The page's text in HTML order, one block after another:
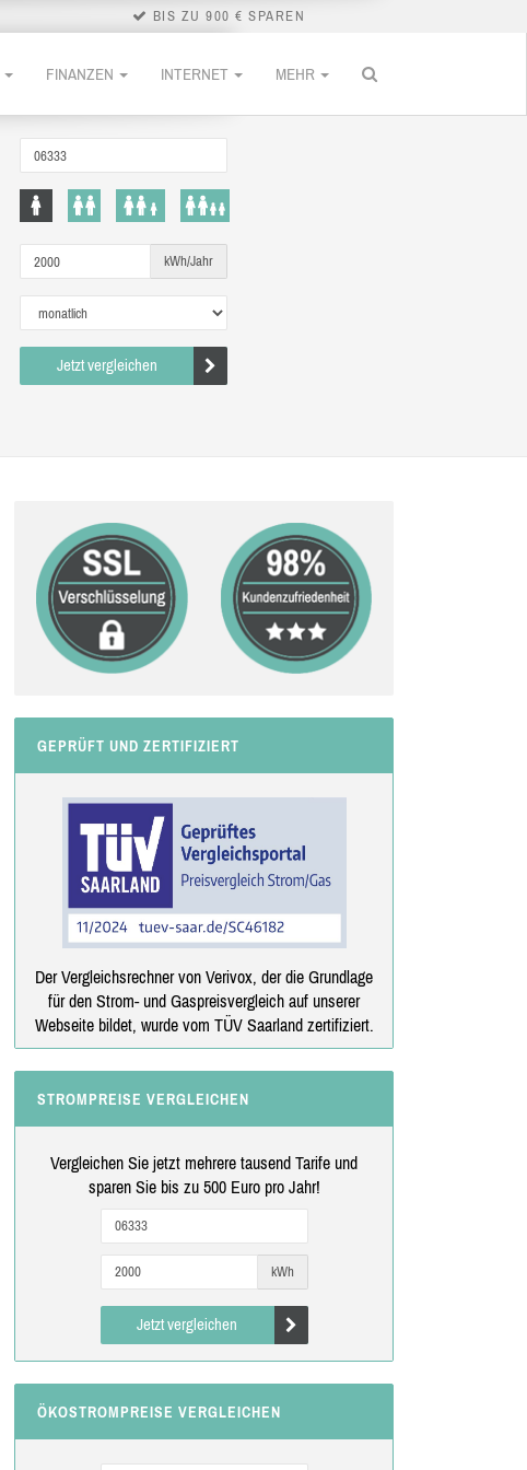
BIS ZU 900 € SPAREN
FINANZEN INTERNET MEHR
kWh/Jahr
Jetzt vergleichen
GEPRÜFT UND ZERTIFIZIERT
Der Vergleichsrechner von Verivox, der die Grundlage
für den Strom- und Gaspreisvergleich auf unserer
Webseite bildet, wurde vom TÜV Saarland zertifiziert.
STROMPREISE VERGLEICHEN
Vergleichen Sie jetzt mehrere tausend Tarife und
sparen Sie bis zu 500 Euro pro Jahr!
kWh
Jetzt vergleichen
ÖKOSTROMPREISE VERGLEICHEN